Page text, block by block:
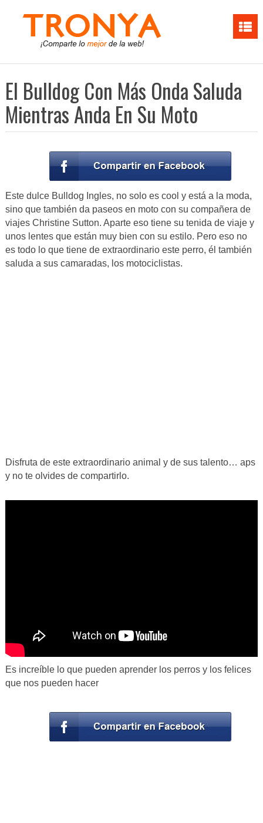
El Bulldog Con Más Onda Saluda
Mientras Anda En Su Moto
Este dulce Bulldog Ingles, no solo es cool y está a la moda,
sino que también da paseos en moto con su compañera de
viajes Christine Sutton. Aparte eso tiene su tenida de viaje y
unos lentes que están muy bien con su estilo. Pero eso no
es todo lo que tiene de extraordinario este perro, él también
saluda a sus camaradas, los motociclistas.
Disfruta de este extraordinario animal y de sus talento… aps
y no te olvides de compartirlo.
Es increíble lo que pueden aprender los perros y los felices
que nos pueden hacer